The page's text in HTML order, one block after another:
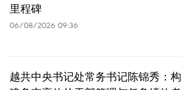
里程碑
06/08/2026 09:36
越共中央书记处常务书记陈锦秀：构